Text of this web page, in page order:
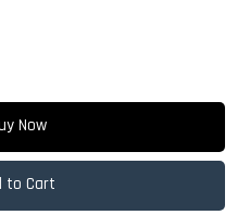
Now
to Cart